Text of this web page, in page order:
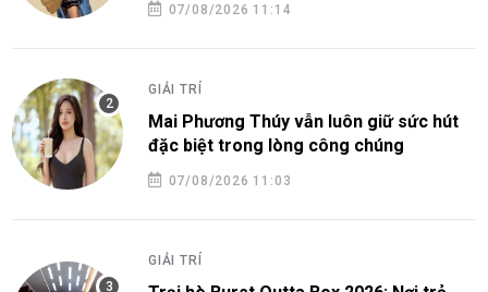
07/08/2026 11:14
GIẢI TRÍ
Mai Phương Thúy vẫn luôn giữ sức hút
đặc biệt trong lòng công chúng
07/08/2026 11:03
GIẢI TRÍ